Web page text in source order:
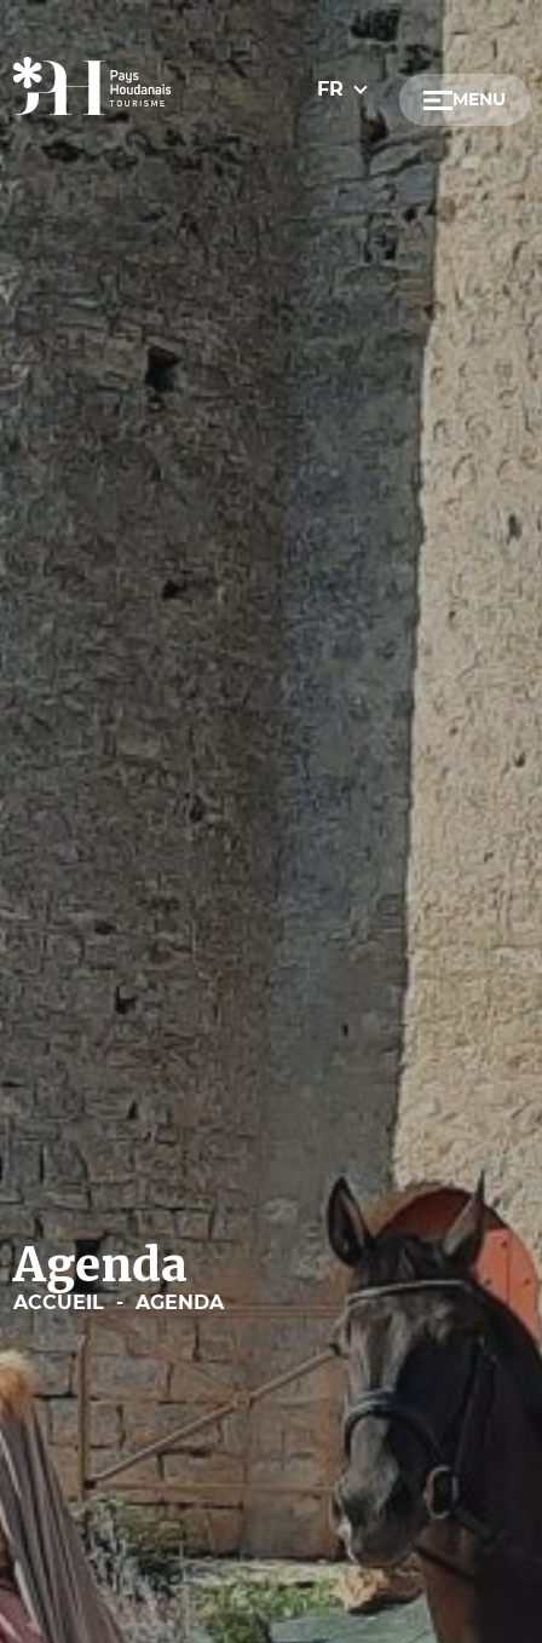
FR MENU
Agenda
ACCUEIL - AGENDA
Dates
Gratuit /
Gratuit
Communes
Saint-Lubin-
Adainville
Bazainville
Boinvilliers
Boissets
Bourdonné
Condé-sur-
Courgent
Dammartin-
Gressey
Houdan
Maulette
Mondreville
Montchauvet
Orgerus
Orvilliers
Richebourg
Septeuil
Tacoignières
Type de
Sport
Expositions
Concerts